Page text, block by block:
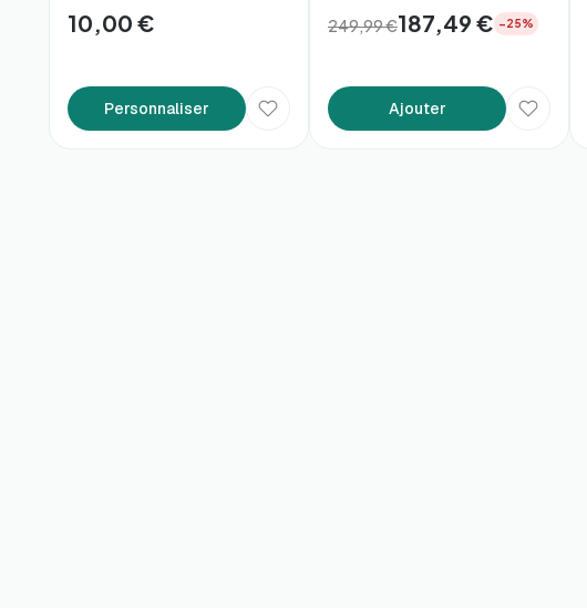
10,00 €
Personnaliser
249,99 €187,49 € −25%
Ajouter